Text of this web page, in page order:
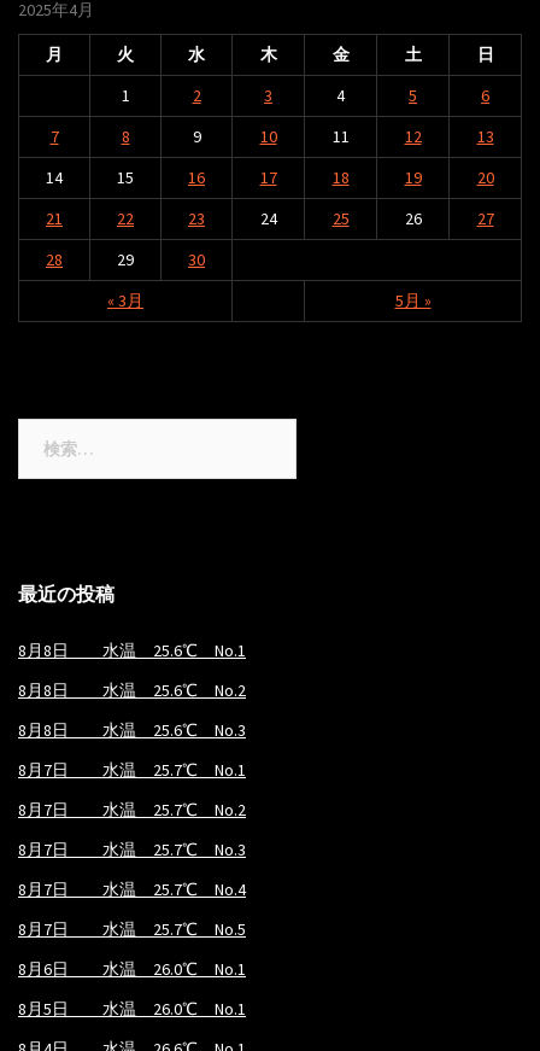
2025年4月
月 火 水 木 金 土 日
« 3月 5月 »
1 2 3 4 5
6
7
8 9 10 11 12
13
14
15 16 17 18 19
20
21
22 23 24 25 26
27
28
29 30
最近の投稿
8月8日 水温 25.6℃ No.1
8月8日 水温 25.6℃ No.2
8月8日 水温 25.6℃ No.3
8月7日 水温 25.7℃ No.1
8月7日 水温 25.7℃ No.2
8月7日 水温 25.7℃ No.3
8月7日 水温 25.7℃ No.4
8月7日 水温 25.7℃ No.5
8月6日 水温 26.0℃ No.1
8月5日 水温 26.0℃ No.1